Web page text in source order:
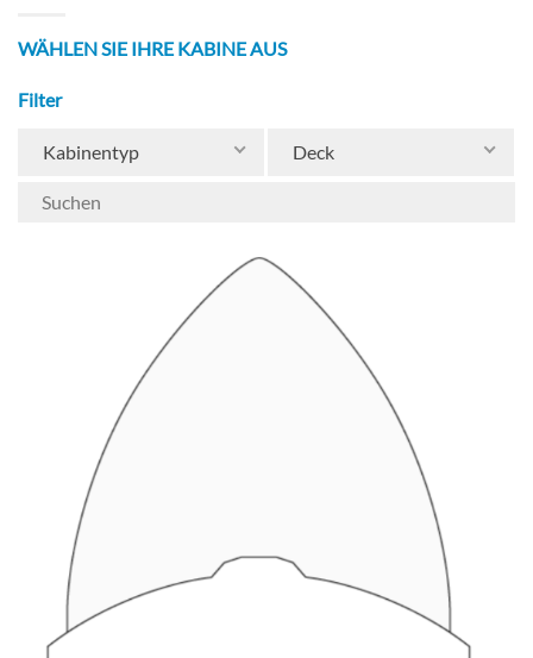
WÄHLEN SIE IHRE KABINE AUS
Filter
Kabinentyp Deck